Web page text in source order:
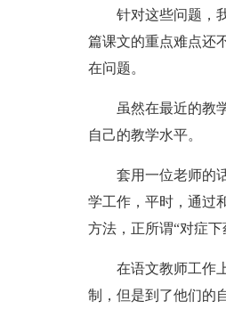
针对这些问题，
篇课文的重点难点还
在问题。
虽然在最近的教
自己的教学水平。
套用一位老师的
学工作，平时，通过
方法，正所谓“对症
在语文教师工作
制，但是到了他们的